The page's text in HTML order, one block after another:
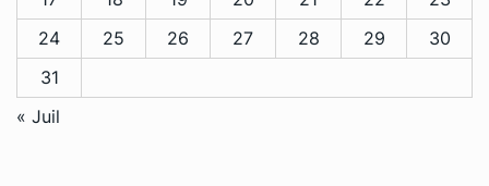
24
25 26 27 28 29
30
31
« Juil